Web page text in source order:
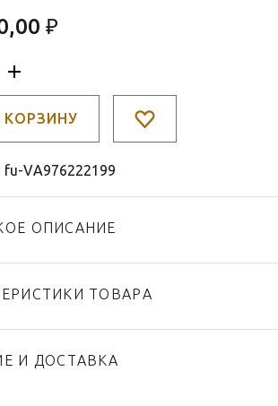
₽
КОРЗИНУ
fu-VA976222199
ОПИСАНИЕ
ТОВАРА
И ДОСТАВКА